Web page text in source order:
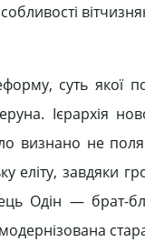
суть якої
Ієрархія
визнано не
еліту, завдяки
Одін — брат-
стара